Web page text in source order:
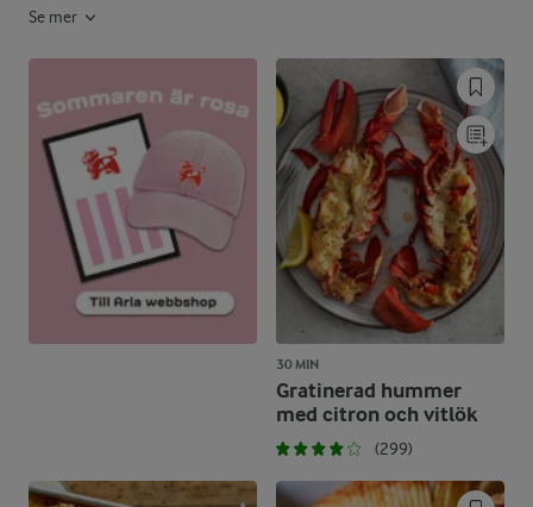
Se mer
30 MIN
Gratinerad hummer
med citron och vitlök
(299)